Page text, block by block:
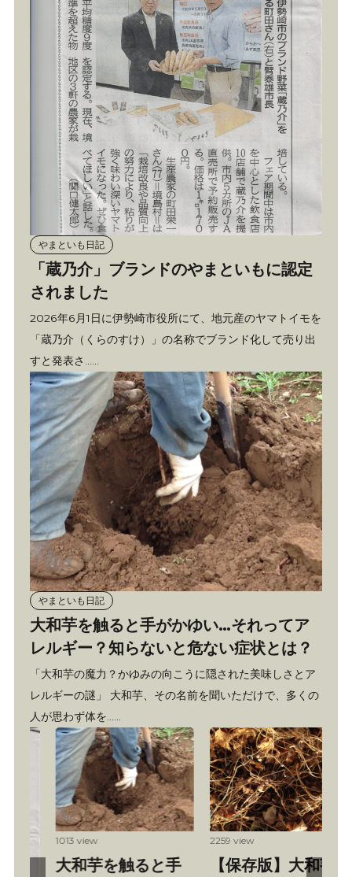
やまといも日記
「蔵乃介」ブランドのやまといもに認定
されました
2026年6月1日に伊勢崎市役所にて、地元産のヤマトイモを
「蔵乃介（くらのすけ）」の名称でブランド化して売り出
すと発表さ……
やまといも日記
大和芋を触ると手がかゆい…それってア
レルギー？知らないと危ない症状とは？
「大和芋の魔力？かゆみの向こうに隠された美味しさとア
レルギーの謎」 大和芋、その名前を聞いただけで、多くの
人が思わず体を……
触ると手
【保存版】大和芋
大和芋の皮